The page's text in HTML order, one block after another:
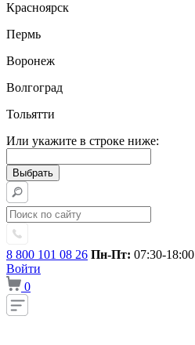
Красноярск
Пермь
Воронеж
Волгоград
Тольятти
Или укажите в строке ниже:
8 800 101 08 26 Пн-Пт: 07:30-18:00
Войти
0